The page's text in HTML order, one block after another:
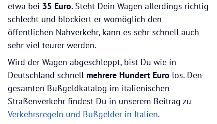
etwa bei 35 Euro. Steht Dein Wagen allerdings richtig
schlecht und blockiert er womöglich den
öffentlichen Nahverkehr, kann es sehr schnell auch
sehr viel teurer werden.
Wird der Wagen abgeschleppt, bist Du wie in
Deutschland schnell mehrere Hundert Euro los. Den
gesamten Bußgeldkatalog im italienischen
Straßenverkehr findest Du in unserem Beitrag zu
Verkehrsregeln und Bußgelder in Italien.